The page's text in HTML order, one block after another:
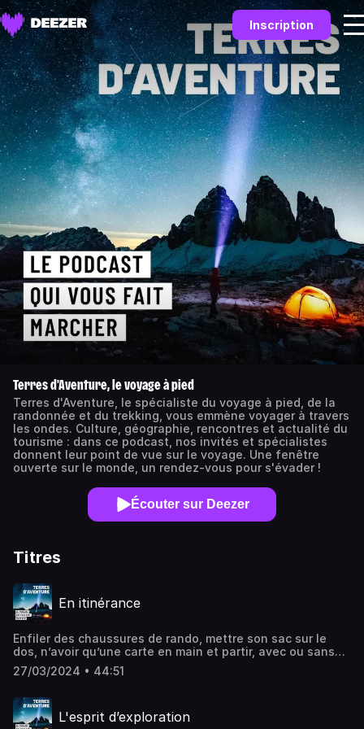
Inscription
Terres d'Aventure, le voyage à pied
Terres d'Aventure, le spécialiste du voyage à pied, de la
randonnée et du trekking, vous emmène voyager à travers
les ondes. Culture, géographie, rencontres et actualité du
tourisme : dans ce podcast, nos invités et spécialistes
donnent leur point de vue sur le voyage. Une fenêtre
ouverte sur le monde, un rendez-vous pour s'évader !
Écouter sur Deezer
Titres
En itinérance
Enfiler des chaussures de rando, mettre son sac sur le
dos, n’avoir qu’une carte en main et partir, avec ou sans
point d’arrivée, pour quelques jours ou pour de longs mois.
C’est la promesse que nous fait l’itinérance : un monde
une façon de se réapproprier le temps et la liberté d’être
présent au monde. C’est le sujet de ce nouvel épisode de
27/03/2024 • 44:51
L'esprit d’exploration